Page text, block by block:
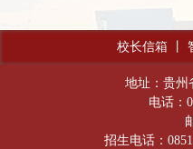
校长信箱
地址：贵州
电话：
招生电话：